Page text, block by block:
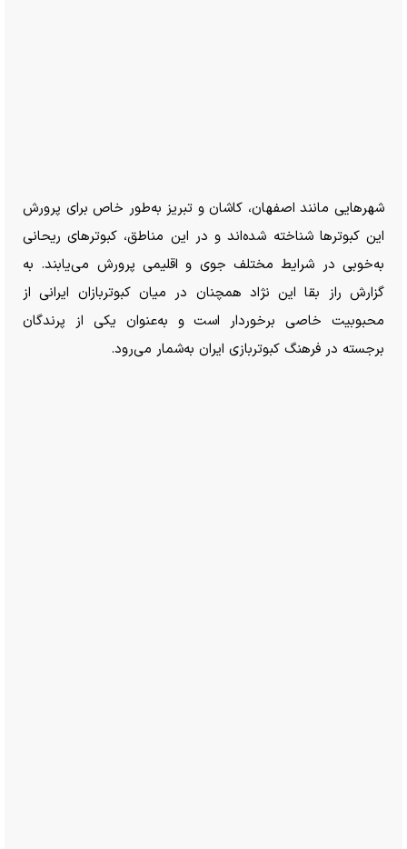
شهر‌هایی مانند اصفهان، کاشان و تبریز به‌طور خاص برای پرورش
این کبوتر‌ها شناخته شده‌اند و در این مناطق، کبوتر‌های ریحانی
به‌خوبی در شرایط مختلف جوی و اقلیمی پرورش می‌یابند. به
گزارش راز بقا این نژاد همچنان در میان کبوتربازان ایرانی از
محبوبیت خاصی برخوردار است و به‌عنوان یکی از پرندگان
برجسته در فرهنگ کبوتربازی ایران به‌شمار می‌رود.